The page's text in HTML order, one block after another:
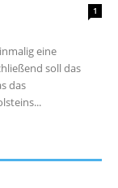
1
eine
soll das
das